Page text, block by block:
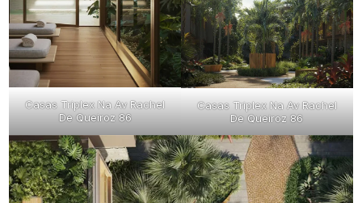
Casas Triplex Na Av Rachel
De Queiroz 86
Casas Triplex Na Av Rachel
De Queiroz 86